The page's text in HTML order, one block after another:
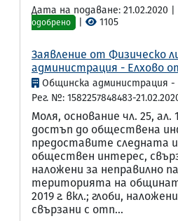
Дата на подаване: 21.02.2020
одобрено
1105
Заявление от Физическо
администрация - Елхово
Общинска администрация -
Рег. №: 1582257848483-
Моля, основание чл. 25, ал.
достъп до обществена
предоставите следната
обществен интерес,
наложени за неправилно
територията на
2019 г. вкл.; глоби,
свързани с отп...